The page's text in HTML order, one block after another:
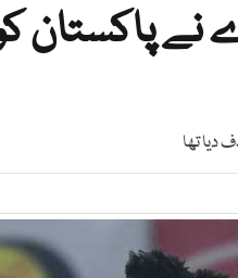
نے پاکستان